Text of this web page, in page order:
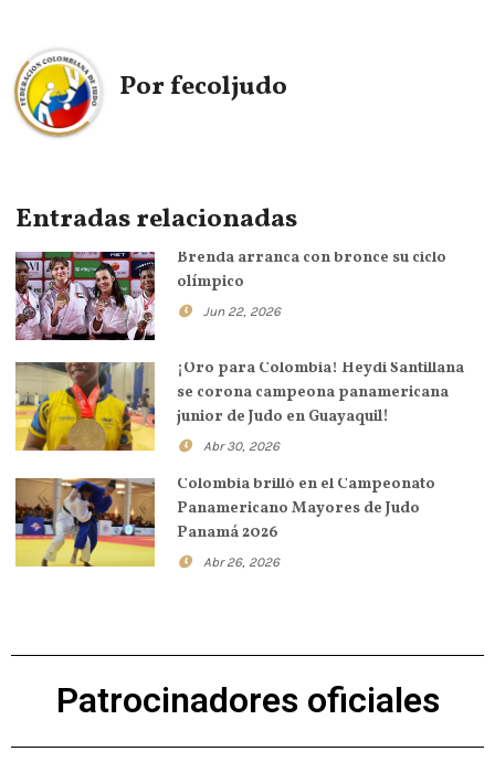
Porfecoljudo
Entradas relacionadas
Brenda arranca con bronce su ciclo
olímpico
Jun 22, 2026
¡Oro para Colombia! Heydi Santillana
se corona campeona panamericana
junior de Judo en Guayaquil!
Abr 30, 2026
Colombia brilló en el Campeonato
Panamericano Mayores de Judo
Panamá 2026
Abr 26, 2026
Patrocinadores oficiales